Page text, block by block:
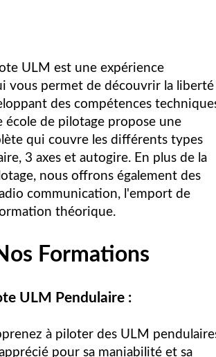
ULM est une expérience
vous permet de découvrir la
des compétences
école de pilotage propose une
qui couvre les différents types
3 axes et autogire. En plus de la
nous offrons également des
communication, l'emport de
théorique.
Formations
ULM Pendulaire :
à piloter des ULM
pour sa maniabilité et sa